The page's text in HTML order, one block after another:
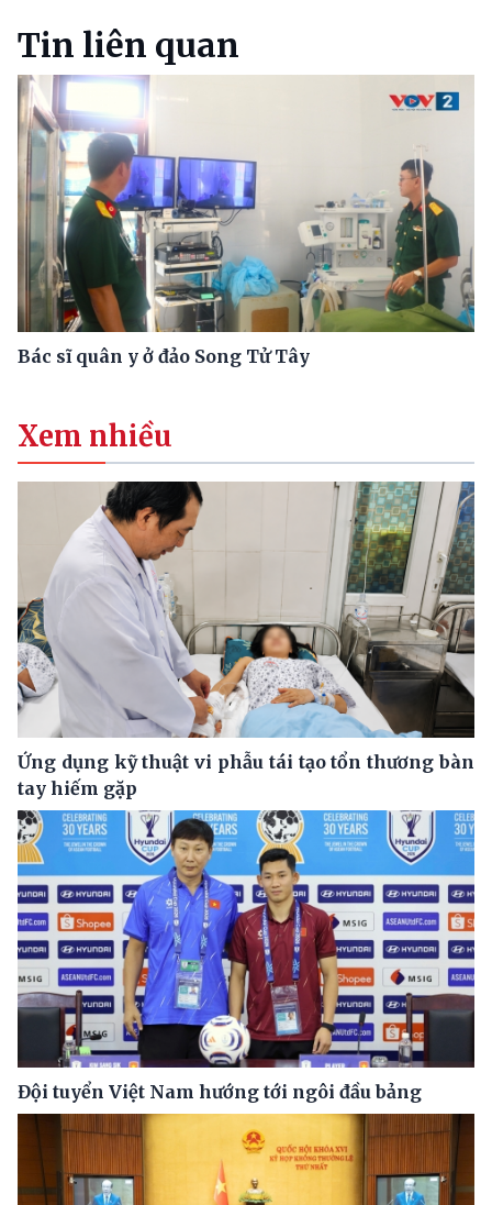
Tin liên quan
Bác sĩ quân y ở đảo Song Tử Tây
Xem nhiều
Ứng dụng kỹ thuật vi phẫu tái tạo tổn thương bàn
tay hiếm gặp
Đội tuyển Việt Nam hướng tới ngôi đầu bảng